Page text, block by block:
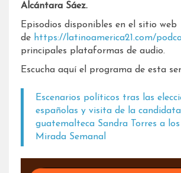
Alcántara Sáez.
Episodios disponibles en el sitio web
de https://latinoamerica21.com/
principales plataformas de audio.
Escucha aquí el programa de esta
Escenarios políticos tras las
españolas y visita de la candidata
guatemalteca Sandra Torres a los
Mirada Semanal